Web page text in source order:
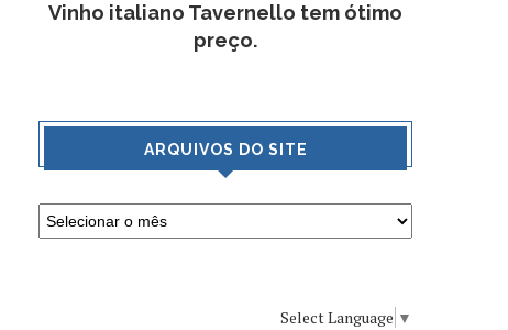
Vinho italiano Tavernello tem ótimo
preço.
ARQUIVOS DO SITE
Select Language ▼